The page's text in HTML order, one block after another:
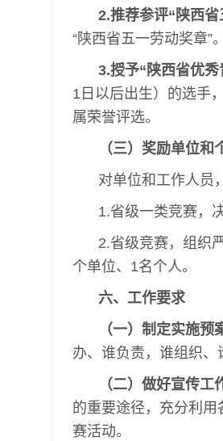
2.推荐参评“陕西
“陕西省五一劳动奖章”
3.授予“陕西省优
1日以后出生）的选手
属荣誉评选。
（三）奖励单位和
对单位和工作人员
1.省级一类竞赛，
2.省级竞赛，组织
个单位、1名个人。
六、工作要求
（一）制定实施预
办、谁负责，谁组织、
（二）做好宣传工
的重要途径，充分利
赛活动。